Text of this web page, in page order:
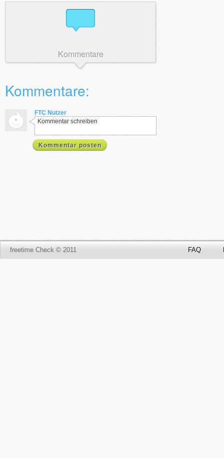
Kommentare
Kommentare:
FTC Nutzer
Kommentar schreiben
Kommentar posten
freetime Check © 2011 FAQ